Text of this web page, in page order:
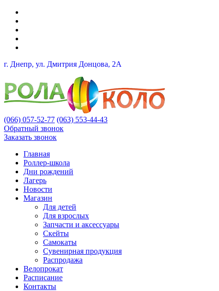
г. Днепр, ул. Дмитрия Донцова, 2A
(066) 057-52-77 (063) 553-44-43
Обратный звонок
Заказать звонок
Главная
Роллер-школа
Дни рождений
Лагерь
Новости
Магазин
Для детей
Для взрослых
Запчасти и аксессуары
Скейты
Самокаты
Сувенирная продукция
Распродажа
Велопрокат
Расписание
Контакты